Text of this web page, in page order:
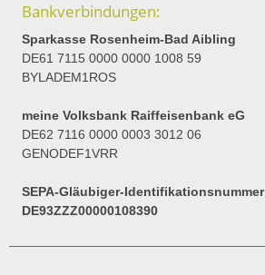
Bankverbindungen:
Sparkasse Rosenheim-Bad Aibling
DE61 7115 0000 0000 1008 59
BYLADEM1ROS
meine Volksbank Raiffeisenbank eG
DE62 7116 0000 0003 3012 06
GENODEF1VRR
SEPA-Gläubiger-Identifikationsnummer
DE93ZZZ00000108390